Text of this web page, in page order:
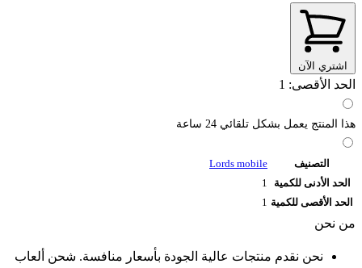
اشتري الآن
الحد الأقصى: 1
هذا المنتج يعمل بشكل تلقائي 24 ساعة
التصنيف
Lords mobile
الحد الأدنى للكمية
1
الحد الأقصى للكمية 1
من نحن
نحن نقدم منتجات عالية الجودة بأسعار منافسة. شحن ألعاب